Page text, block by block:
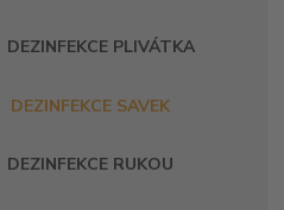
DEZINFEKCE PLIVÁTKA
DEZINFEKCE SAVEK
DEZINFEKCE RUKOU